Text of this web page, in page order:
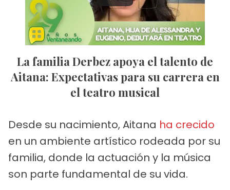
La familia Derbez apoya el talento de
Aitana: Expectativas para su carrera en
el teatro musical
Desde su nacimiento, Aitana ha crecido
en un ambiente artístico rodeada por su
familia, donde la actuación y la música
son parte fundamental de su vida.